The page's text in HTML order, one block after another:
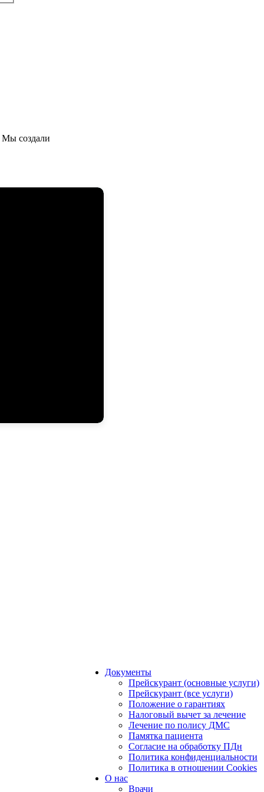
Мы создали
Документы
Прейскурант (основные услуги)
Прейскурант (все услуги)
Положение о гарантиях
Налоговый вычет за лечение
Лечение по полису ДМС
Памятка пациента
Согласие на обработку ПДн
Политика конфиденциальности
Политика в отношении Cookies
О нас
Врачи